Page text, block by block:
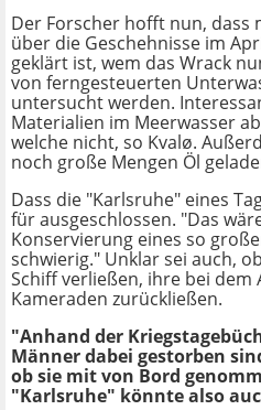
Der Forscher hofft nun, dass
über die Geschehnisse im
geklärt ist, wem das Wrack
von ferngesteuerten
untersucht werden.
Materialien im Meerwasser
welche nicht, so Kvalø.
noch große Mengen Öl
Dass die "Karlsruhe" eines
für ausgeschlossen. "Das
Konservierung eines so
schwierig." Unklar sei auch,
Schiff verließen, ihre bei
Kameraden zurückließen.
"Anhand der
Männer dabei gestorben
ob sie mit von Bord
"Karlsruhe" könnte also